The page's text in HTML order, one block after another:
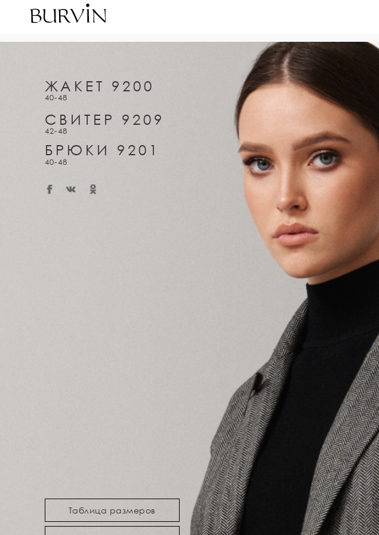
ЖАКЕТ 9200
40-48
СВИТЕР 9209
42-48
БРЮКИ 9201
40-48
Таблица размеров